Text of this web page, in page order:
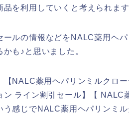
品を利用していくと考えられます
ールの情報などをNALC薬用ヘ
も♪と思いました。
【NALC薬用ヘパリンミルクロ
ン ライン割引セール】【 NALC
う感じでNALC薬用ヘパリンミ